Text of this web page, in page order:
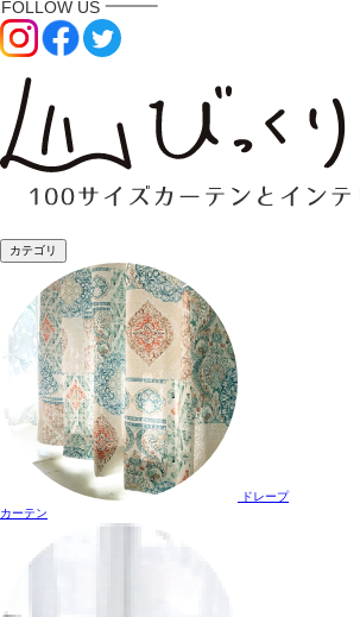
カテゴリ
ドレープ
カーテン